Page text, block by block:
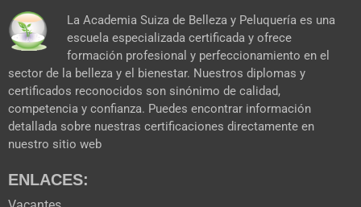
k
a
m
e
r
La Academia Suiza de Belleza y Peluquería es una
escuela especializada certificada y ofrece
formación profesional y perfeccionamiento en el
sector de la belleza y el bienestar. Nuestros diplomas y
certificados reconocidos son sinónimo de calidad,
competencia y confianza. Puedes encontrar información
detallada sobre nuestras certificaciones directamente en
nuestro sitio web
ENLACES: